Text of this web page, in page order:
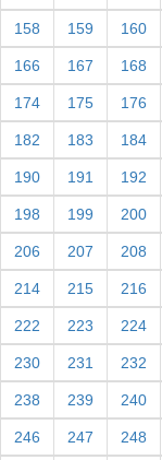
158 159 160
166 167 168
174 175 176
182 183 184
190 191 192
198 199 200
206 207 208
214 215 216
222 223 224
230 231 232
238 239 240
246 247 248